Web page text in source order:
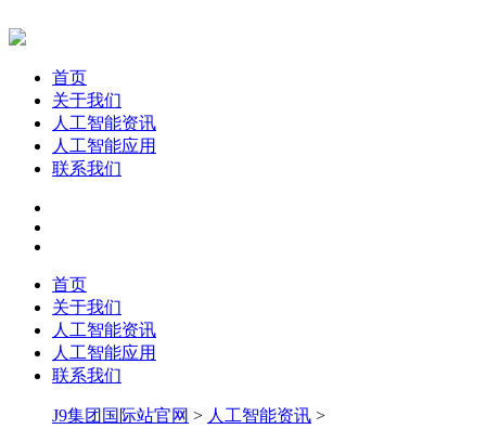
首页
关于我们
人工智能资讯
人工智能应用
联系我们
首页
关于我们
人工智能资讯
人工智能应用
联系我们
J9集团国际站官网 > 人工智能资讯 >